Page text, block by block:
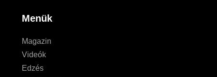
Menük
Magazin
Videók
Edzés